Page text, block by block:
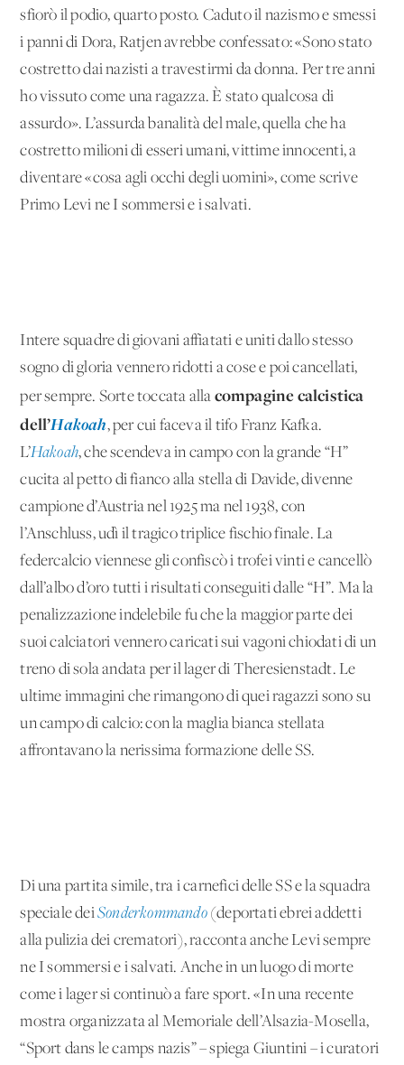
sfiorò il podio, quarto posto. Caduto il nazismo e smessi
i panni di Dora, Ratjen avrebbe confessato: «Sono stato
costretto dai nazisti a travestirmi da donna. Per tre anni
ho vissuto come una ragazza. È stato qualcosa di
assurdo». L’assurda banalità del male, quella che ha
costretto milioni di esseri umani, vittime innocenti, a
diventare «cosa agli occhi degli uomini», come scrive
Primo Levi ne I sommersi e i salvati.
Intere squadre di giovani affiatati e uniti dallo stesso
sogno di gloria vennero ridotti a cose e poi cancellati,
per sempre. Sorte toccata alla compagine calcistica
dell’Hakoah, per cui faceva il tifo Franz Kafka.
L’Hakoah, che scendeva in campo con la grande “H”
cucita al petto di fianco alla stella di Davide, divenne
campione d’Austria nel 1925 ma nel 1938, con
l’Anschluss, udì il tragico triplice fischio finale. La
federcalcio viennese gli confiscò i trofei vinti e cancellò
dall’albo d’oro tutti i risultati conseguiti dalle “H”. Ma la
penalizzazione indelebile fu che la maggior parte dei
suoi calciatori vennero caricati sui vagoni chiodati di un
treno di sola andata per il lager di Theresienstadt. Le
ultime immagini che rimangono di quei ragazzi sono su
un campo di calcio: con la maglia bianca stellata
affrontavano la nerissima formazione delle SS.
Di una partita simile, tra i carnefici delle SS e la squadra
speciale deiSonderkommando(deportati ebrei addetti
alla pulizia dei crematori), racconta anche Levi sempre
ne I sommersi e i salvati. Anche in un luogo di morte
come i lager si continuò a fare sport. «In una recente
mostra organizzata al Memoriale dell’Alsazia-Mosella,
“Sport dans le camps nazis” – spiega Giuntini – i curatori